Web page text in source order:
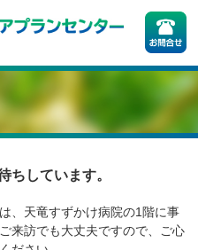
ちしています。
、天竜すずかけ病院の1階に事
来訪でも大丈夫ですので、ご心